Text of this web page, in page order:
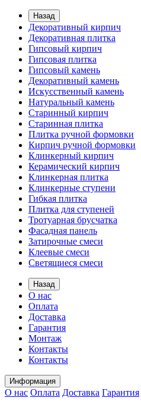
Назад
Декоративный кирпич
Декоративная плитка
Гипсовый кирпич
Гипсовая плитка
Гипсовый камень
Декоративный камень
Искусственный камень
Натуральный камень
Старинный кирпич
Старинная плитка
Плитка ручной формовки
Кирпич ручной формовки
Клинкерный кирпич
Керамический кирпич
Клинкерная плитка
Клинкерные ступени
Гибкая плитка
Плитка для ступеней
Тротуарная брусчатка
Фасадная панель
Затирочные смеси
Клеевые смеси
Светящиеся смеси
Назад
О нас
Оплата
Доставка
Гарантия
Монтаж
Контакты
Контакты
Информация
О нас Оплата Доставка Гарантия